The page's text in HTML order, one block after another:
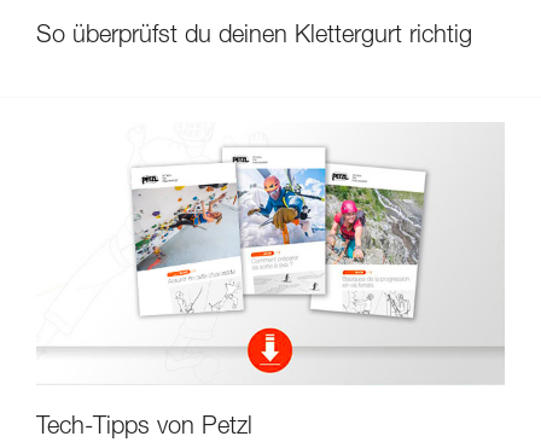
So überprüfst du deinen Klettergurt richtig
Tech-Tipps von Petzl